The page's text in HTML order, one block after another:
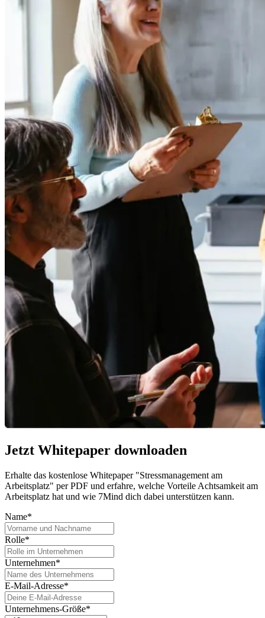
Jetzt Whitepaper downloaden
Erhalte das kostenlose Whitepaper "Stressmanagement am
Arbeitsplatz" per PDF und erfahre, welche Vorteile Achtsamkeit am
Arbeitsplatz hat und wie 7Mind dich dabei unterstützen kann.
Name*
Rolle*
Unternehmen*
E-Mail-Adresse*
Unternehmens-Größe*